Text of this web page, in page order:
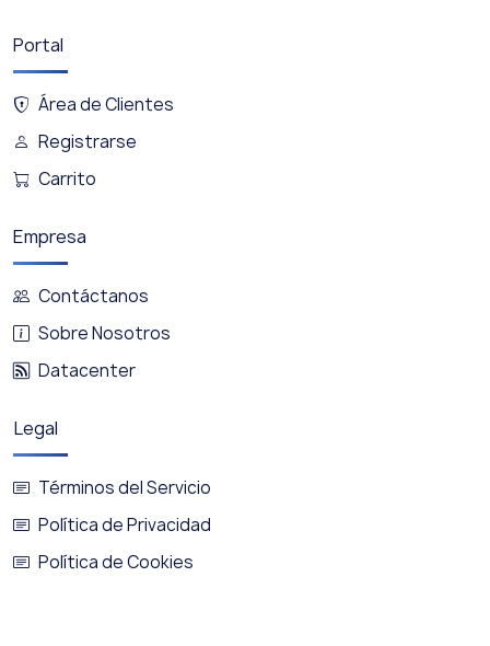
Portal
Área de Clientes
Registrarse
Carrito
Empresa
Contáctanos
Sobre Nosotros
Datacenter
Legal
Términos del Servicio
Política de Privacidad
Política de Cookies